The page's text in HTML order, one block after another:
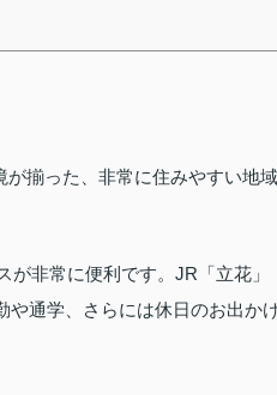
揃った、非常に住みやすい地域
非常に便利です。JR「立花」
や通学、さらには休日のお出か